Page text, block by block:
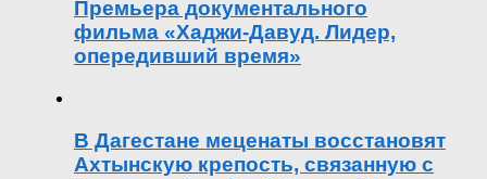
Премьера документального
фильма «Хаджи-Давуд. Лидер,
опередивший время»
В Дагестане меценаты восстановят
Ахтынскую крепость, связанную с